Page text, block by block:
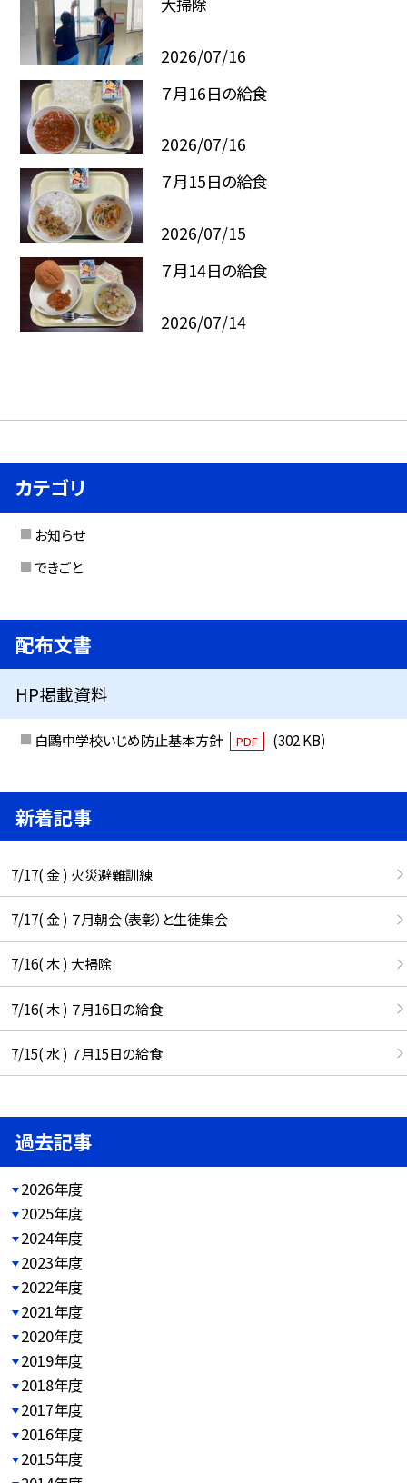
2026/07/16
７月16日の給食
2026/07/16
７月15日の給食
2026/07/15
７月14日の給食
2026/07/14
カテゴリ
お知らせ
できごと
配布文書
HP掲載資料
白鷗中学校いじめ防止基本方針 PDF (302 KB)
新着記事
7/17( 金 ) 火災避難訓練
7/17( 金 ) ７月朝会（表彰）と生徒集会
7/16( 木 ) 大掃除
7/16( 木 ) ７月16日の給食
7/15( 水 ) ７月15日の給食
過去記事
2026年度
2025年度
2024年度
2023年度
2022年度
2021年度
2020年度
2019年度
2018年度
2017年度
2016年度
2015年度